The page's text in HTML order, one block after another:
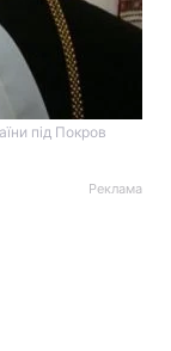
під Покров
Реклама